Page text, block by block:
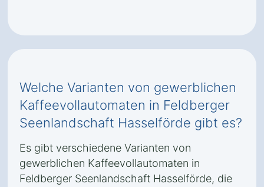
Welche Varianten von gewerblichen
Kaffeevollautomaten in Feldberger
Seenlandschaft Hasselförde gibt es?
Es gibt verschiedene Varianten von
gewerblichen Kaffeevollautomaten in
Feldberger Seenlandschaft Hasselförde, die